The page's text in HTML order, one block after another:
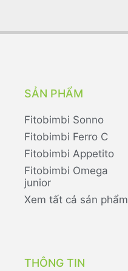
SẢN PHẨM
Fitobimbi Sonno
Fitobimbi Ferro C
Fitobimbi Appetito
Fitobimbi Omega
junior
Xem tất cả sản phẩm
THÔNG TIN